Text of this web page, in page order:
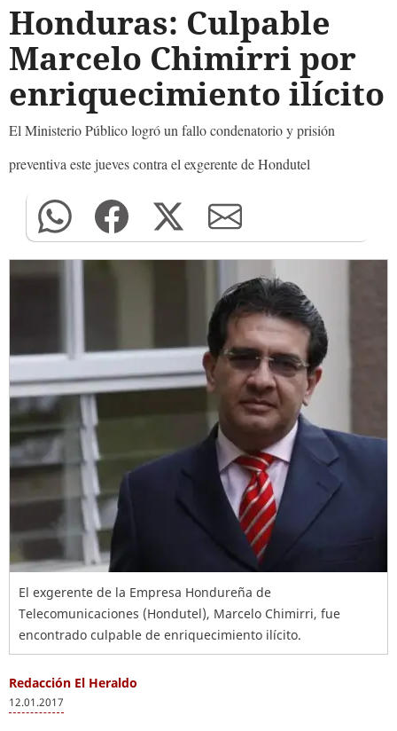
Honduras: Culpable
Marcelo Chimirri por
enriquecimiento ilícito
El Ministerio Público logró un fallo condenatorio y prisión
preventiva este jueves contra el exgerente de Hondutel
El exgerente de la Empresa Hondureña de
Telecomunicaciones (Hondutel), Marcelo Chimirri, fue
encontrado culpable de enriquecimiento ilícito.
Redacción El Heraldo
12.01.2017